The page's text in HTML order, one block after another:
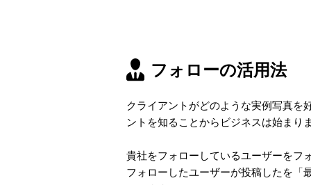
フォローの活用法
クライアントがどのような実例写真を
ントを知ることからビジネスは始まり
貴社をフォローしているユーザーをフ
フォローしたユーザーが投稿したを「